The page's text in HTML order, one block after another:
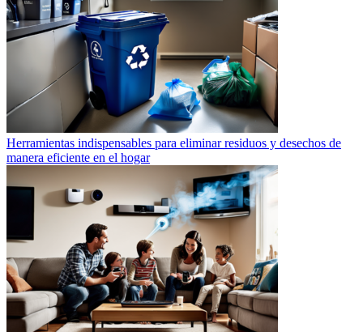
Herramientas indispensables para eliminar residuos y desechos de
manera eficiente en el hogar